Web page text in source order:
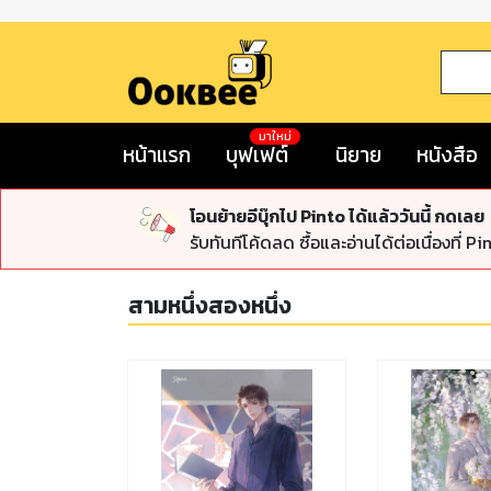
หน้าแรก บุฟเฟต์
มาใหม่
นิยาย หนังสือ
โอนย้ายอีบุ๊กไป Pinto ได้แล้ววันนี้ กดเลย
รับทันทีโค้ดลด ซื้อและอ่านได้ต่อเนื่องที่
สามหนึ่งสองหนึ่ง